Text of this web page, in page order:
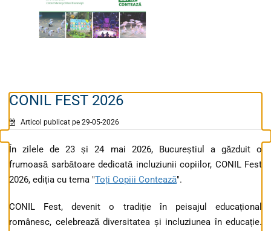
CONIL FEST 2026
Articol publicat pe 29-05-2026
În zilele de 23 și 24 mai 2026, Bucureștiul a găzduit o
frumoasă sarbătoare dedicată incluziunii copiilor, CONIL Fest
2026, ediția cu tema "Toți Copiii Contează".
CONIL Fest, devenit o tradiție în peisajul educațional
românesc, celebrează diversitatea și incluziunea în educație.